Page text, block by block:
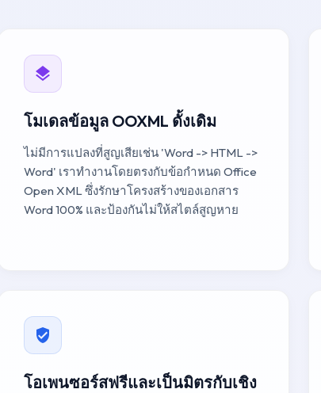
โมเดลข้อมูล OOXML ดั้งเดิม
ไม่มีการแปลงที่สูญเสียเช่น 'Word -> HTML ->
Word' เราทำงานโดยตรงกับข้อกำหนด Office
Open XML ซึ่งรักษาโครงสร้างของเอกสาร
Word 100% และป้องกันไม่ให้สไตล์สูญหาย
โอเพนซอร์สฟรีและเป็นมิตรกับเชิง